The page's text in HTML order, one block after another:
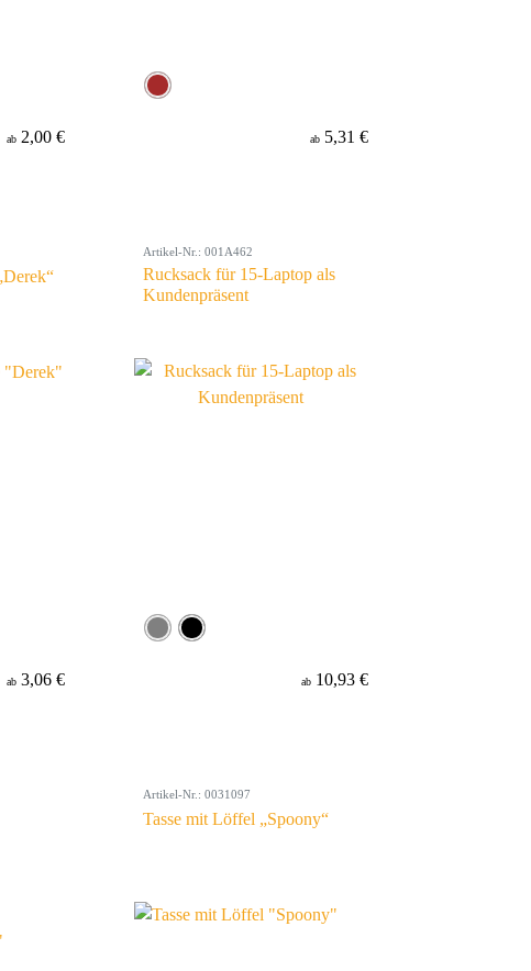
ab 2,00 € ab 5,31 €
ab 3,06 €
Artikel-Nr.: 001A462
Rucksack für 15-Laptop als
Kundenpräsent
ab 10,93 €
Artikel-Nr.: 0031097
Tasse mit Löffel „Spoony“